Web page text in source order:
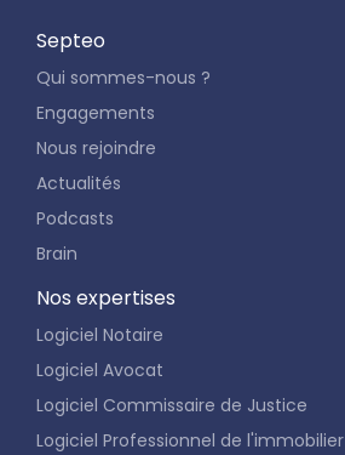
Septeo
Qui sommes-nous ?
Engagements
Nous rejoindre
Actualités
Podcasts
Brain
Nos expertises
Logiciel Notaire
Logiciel Avocat
Logiciel Commissaire de Justice
Logiciel Professionnel de l'immobilier